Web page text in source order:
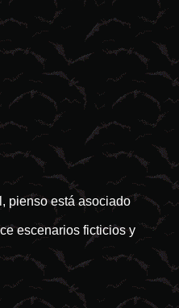
pienso está asociado
escenarios ficticios y